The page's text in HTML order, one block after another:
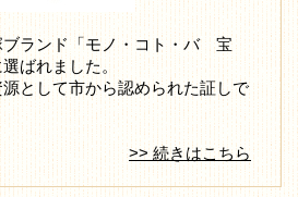
ブランド「モノ・コト・バ 宝
ばれました。
として市から認められた証しで
>> 続きはこちら